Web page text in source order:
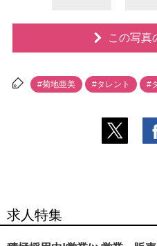
この写真
#菊地亜美 #タレント #
求人特集